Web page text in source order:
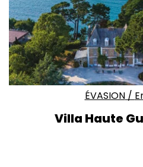
ÉVASION/
Villa Haute